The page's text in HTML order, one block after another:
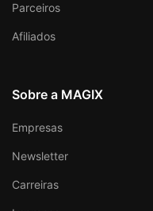
Parceiros
Afiliados
Sobre a MAGIX
Empresas
Newsletter
Carreiras